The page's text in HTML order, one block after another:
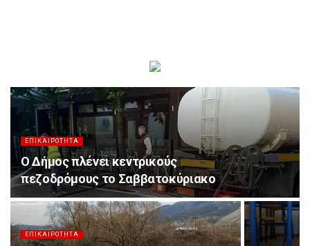
ΕΠΙΚΑΙΡΌΤΗΤΑ
Ο Δήμος πλένει κεντρικούς
πεζοδρόμους το Σαββατοκύριακο
ΕΠΙΚΑΙΡΌΤΗΤΑ